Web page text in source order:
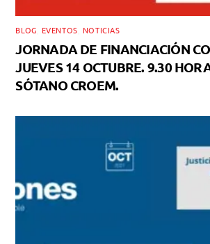
BLOG EVENTOS NOTICIAS
JORNADA DE FINANCIACIÓN
JUEVES 14 OCTUBRE. 9.30
SÓTANO CROEM.